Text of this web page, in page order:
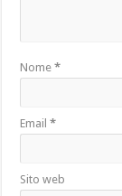
Nome*
Email*
Sito web